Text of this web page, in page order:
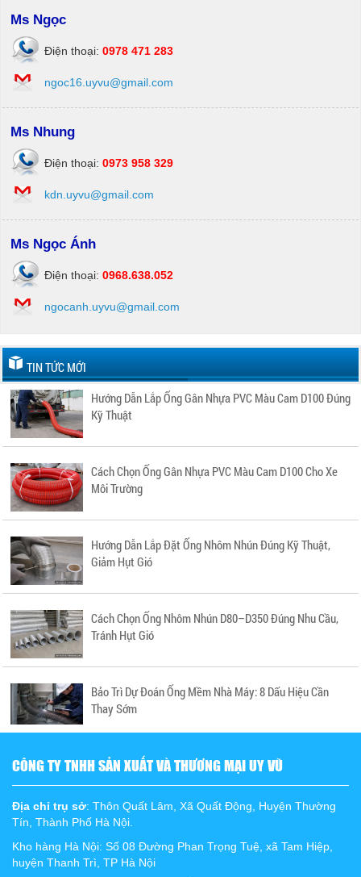
Ms Ngọc
Điện thoại: 0978 471 283
ngoc16.uyvu@gmail.com
Ms Nhung
Điện thoại: 0973 958 329
kdn.uyvu@gmail.com
Ms Ngọc Ánh
Điện thoại: 0968.638.052
ngocanh.uyvu@gmail.com
TIN TỨC MỚI
Hướng Dẫn Lắp Ống Gân Nhựa PVC Màu Cam D100 Đúng
Kỹ Thuật
Cách Chọn Ống Gân Nhựa PVC Màu Cam D100 Cho Xe
Môi Trường
Hướng Dẫn Lắp Đặt Ống Nhôm Nhún Đúng Kỹ Thuật,
Giảm Hụt Gió
Cách Chọn Ống Nhôm Nhún D80–D350 Đúng Nhu Cầu,
Tránh Hụt Gió
Bảo Trì Dự Đoán Ống Mềm Nhà Máy: 8 Dấu Hiệu Cần
Thay Sớm
CÔNG TY TNHH SẢN XUẤT VÀ THƯƠNG MẠI UY VŨ
Địa chỉ trụ sở: Thôn Quất Lâm, Xã Quất Động, Huyện Thường
Tín, Thành Phố Hà Nội.
Kho hàng Hà Nội: Số 08 Đường Phan Trọng Tuệ, xã Tam Hiệp,
huyện Thanh Trì, TP Hà Nội